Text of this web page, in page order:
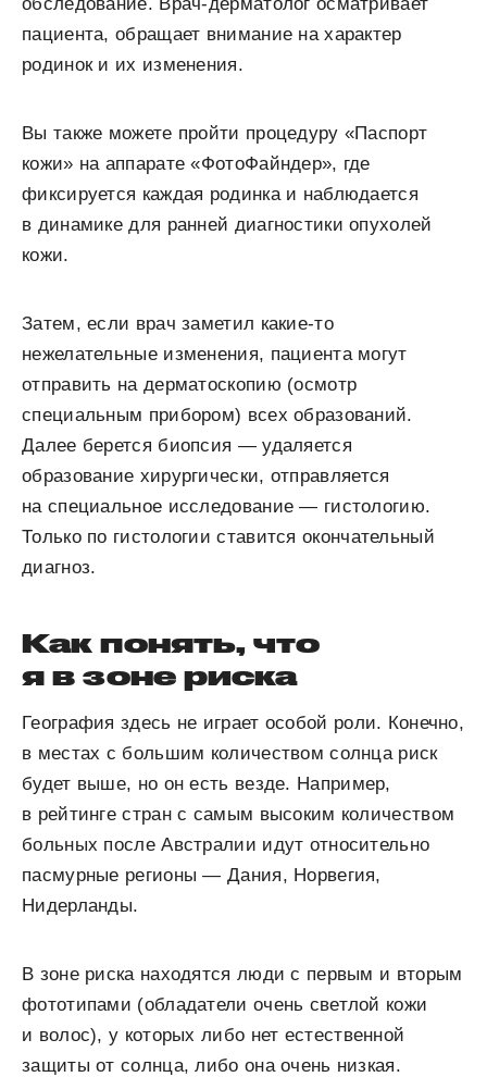
пациента, обращает внимание на характер
родинок и их изменения.
Вы также можете пройти процедуру «Паспорт
кожи» на аппарате «ФотоФайндер», где
фиксируется каждая родинка и наблюдается
в динамике для ранней диагностики опухолей
кожи.
Затем, если врач заметил какие-то
нежелательные изменения, пациента могут
отправить на дерматоскопию (осмотр
специальным прибором) всех образований.
Далее берется биопсия — удаляется
образование хирургически, отправляется
на специальное исследование — гистологию.
Только по гистологии ставится окончательный
диагноз.
Как понять, что
я в зоне риска
География здесь не играет особой роли. Конечно,
в местах с большим количеством солнца риск
будет выше, но он есть везде. Например,
в рейтинге стран с самым высоким количеством
больных после Австралии идут относительно
пасмурные регионы — Дания, Норвегия,
Нидерланды.
В зоне риска находятся люди с первым и вторым
фототипами (обладатели очень светлой кожи
и волос), у которых либо нет естественной
защиты от солнца, либо она очень низкая.